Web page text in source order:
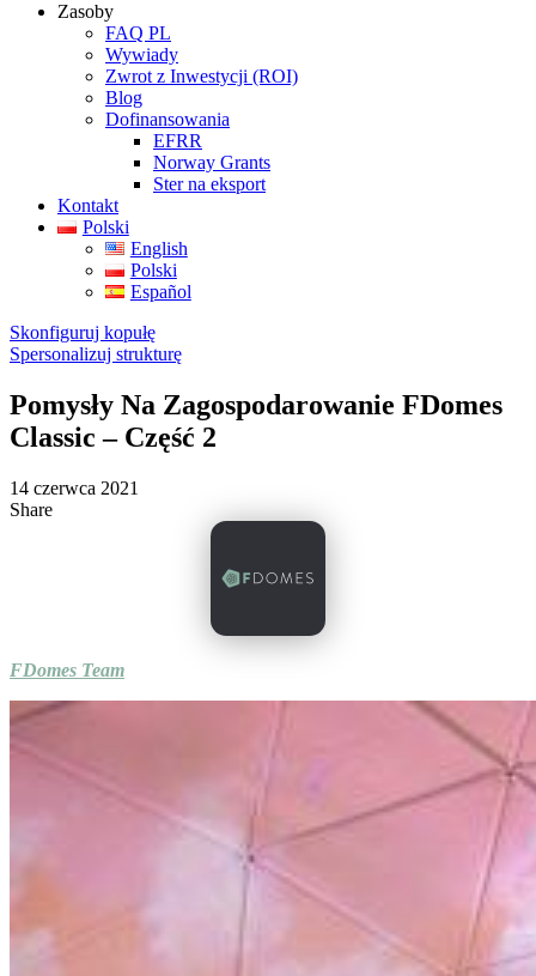
Zasoby
FAQ PL
Wywiady
Zwrot z Inwestycji (ROI)
Blog
Dofinansowania
EFRR
Norway Grants
Ster na eksport
Kontakt
Polski
English
Polski
Español
Skonfiguruj kopułę
Spersonalizuj strukturę
Pomysły Na Zagospodarowanie FDomes
Classic – Część 2
14 czerwca 2021
Share
FDomes Team